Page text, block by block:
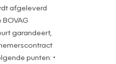
andere vestiging in
Blok IJsseldijk Noord
IJssel 0180-681161 of 06-
afgeleverd
garandeert,
punten: •